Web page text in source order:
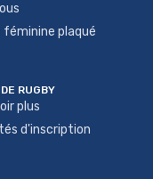
féminine plaqué
RUGBY
plus
d'inscription